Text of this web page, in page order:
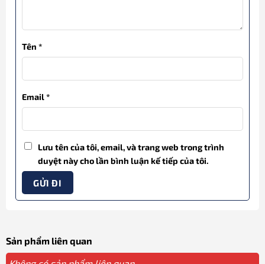
Tên *
Email*
Lưu tên của tôi, email, và trang web trong trình
duyệt này cho lần bình luận kế tiếp của tôi.
Sản phẩm liên quan